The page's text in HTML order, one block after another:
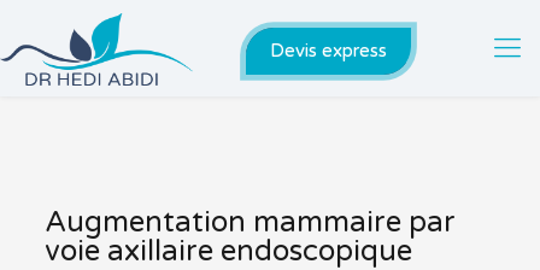
Devis express
Augmentation mammaire par
voie axillaire endoscopique